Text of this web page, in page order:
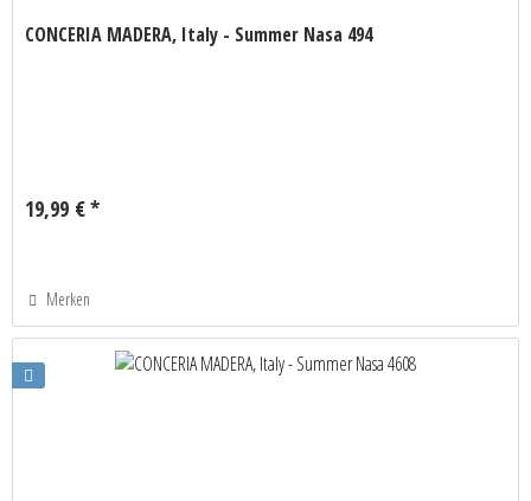
CONCERIA MADERA, Italy - Summer Nasa 494
19,99 € *
Merken